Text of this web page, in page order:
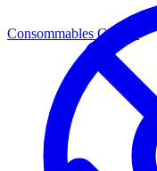
Consommables Consos